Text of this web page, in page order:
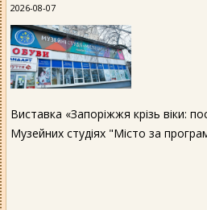
2026-08-07
Виставка «Запоріжжя крізь віки:
Музейних студіях "Місто за